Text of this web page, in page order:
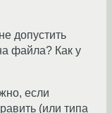
допустить
файла? Как у
если
(или типа